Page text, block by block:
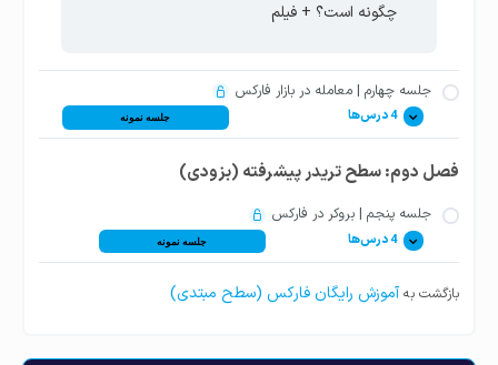
چگونه است؟ + فیلم
جلسه چهارم | معامله در بازار فارکس
جلسه نمونه 4 درس‌ها
معامله در فارکس چیست؟ انواع معاملات خرید و
فروش فارکس + فیلم
نحوه ترید در فارکس چیست؟ معاملات فارکس به
قیمت بازار + فیلم
فصل دوم: سطح تریدر پیشرفته (بزودی)
جلسه پنجم | بروکر در فارکس
جلسه نمونه 4 درس‌ها
بروکر فارکس کیست؟ انتخاب کارگزار بازار فارکس +بازگشت بهآموزش رایگان فارکس (سطح مبتدی)